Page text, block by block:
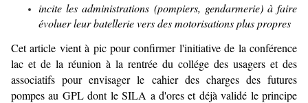
incite les administrations (pompiers, gendarmerie) à faire
évoluer leur batellerie vers des motorisations plus propres
Cet article vient à pic pour confirmer l'initiative de la conférence
lac et de la réunion à la rentrée du collége des usagers et des
associatifs pour envisager le cahier des charges des futures
pompes au GPL dont le SILA a d'ores et déjà validé le principe